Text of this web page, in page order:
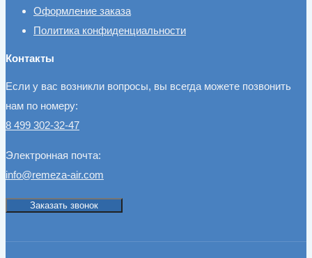
Оформление заказа
Политика конфиденциальности
Контакты
Если у вас возникли вопросы, вы всегда можете позвонить
нам по номеру:
8 499 302-32-47
Электронная почта:
info@remeza-air.com
Заказать звонок